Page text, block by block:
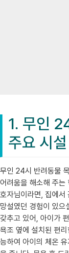
1. 무인
주요 시
무인 24시 반려동물
어려움을 해소해 주는
호자님이라면, 집에서
망설였던 경험이 있으
갖추고 있어, 아이가
욕조 옆에 설치된 편
능하여 아이의 체온